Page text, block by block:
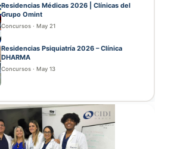
Residencias Médicas 2026 | Clínicas del
Grupo Omint
Concursos · May 21
Residencias Psiquiatría 2026 – Clínica
DHARMA
Concursos · May 13